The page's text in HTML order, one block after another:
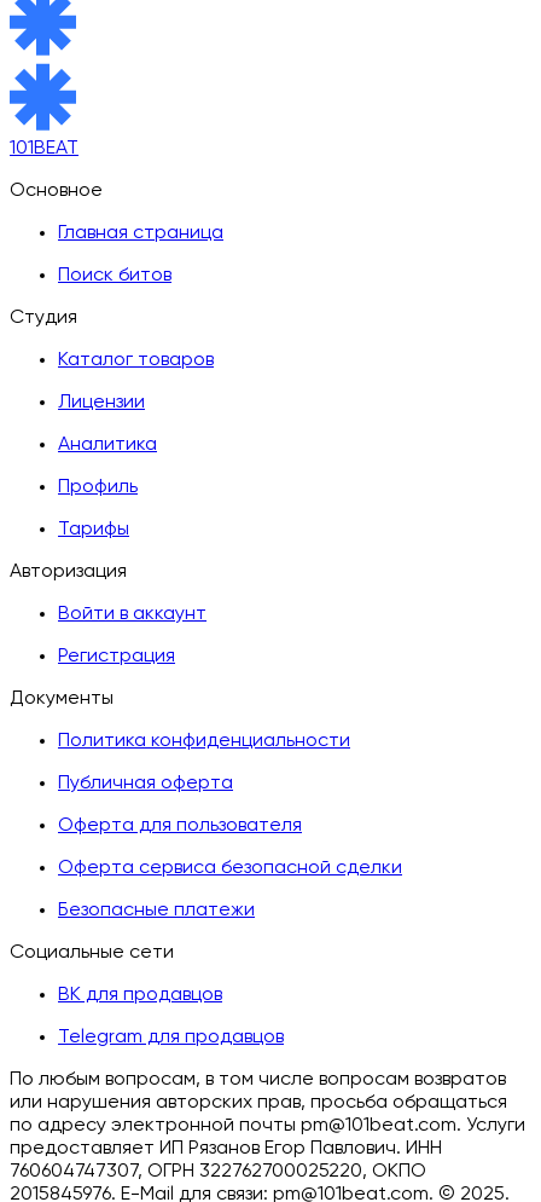
101BEAT
Основное
Главная страница
Поиск битов
Студия
Каталог товаров
Лицензии
Аналитика
Профиль
Тарифы
Авторизация
Войти в аккаунт
Регистрация
Документы
Политика конфиденциальности
Публичная оферта
Оферта для пользователя
Оферта сервиса безопасной сделки
Безопасные платежи
Социальные сети
ВК для продавцов
Telegram для продавцов
По любым вопросам, в том числе вопросам возвратов
или нарушения авторских прав, просьба обращаться
по адресу электронной почты pm@101beat.com. Услуги
предоставляет ИП Рязанов Егор Павлович. ИНН
760604747307, ОГРН 322762700025220, ОКПО
2015845976. E-Mail для связи: pm@101beat.com. © 2025.